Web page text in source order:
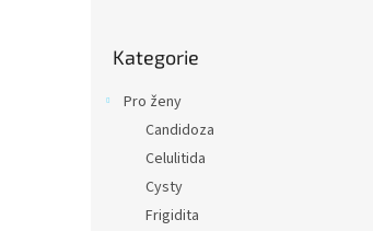
kategorie
Kategorie
Pro ženy
Candidoza
Celulitida
Cysty
Frigidita